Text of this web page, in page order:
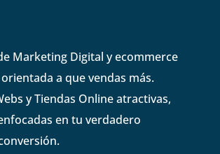
Marketing Digital y ecommerce
a que vendas más.
y Tiendas Online atractivas,
en tu verdadero